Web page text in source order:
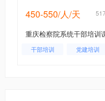
450-550/人/天
重庆检察院系统干部培训
干部培训 党建培训